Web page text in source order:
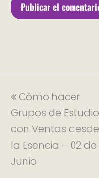
Cómo hacer
Grupos de Estudio
con Ventas desde
la Esencia – 02 de
Junio